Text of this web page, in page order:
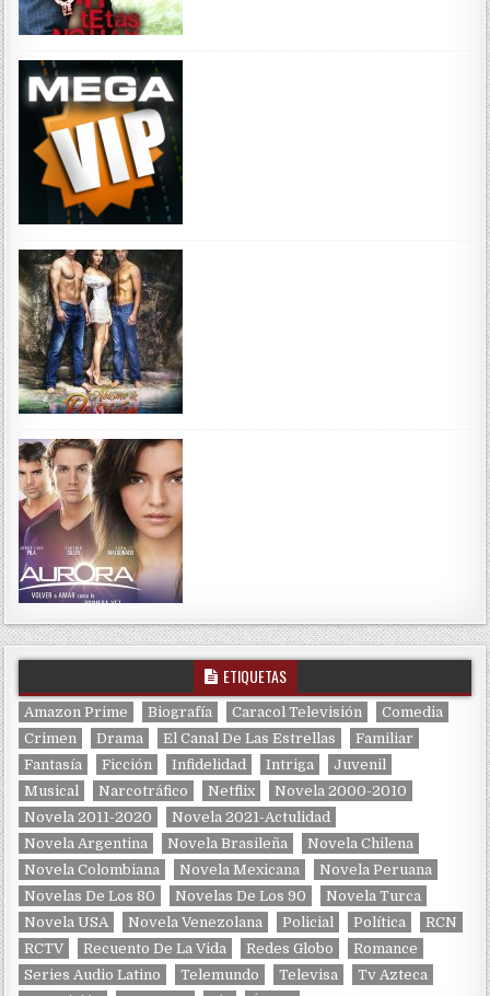
ETIQUETAS
Amazon Prime Biografía Caracol Televisión
Comedia
Crimen
Drama El Canal De Las Estrellas
Familiar
Fantasía
Ficción Infidelidad Intriga
Juvenil
Musical
Narcotráfico Netflix
Novela 2000-2010
Novela 2011-2020
Novela 2021-Actulidad
Novela Argentina
Novela Brasileña
Novela Chilena
Novela Colombiana
Novela Mexicana
Novela Peruana
Novelas De Los 80
Novelas De Los 90
Novela Turca
Novela USA
Novela Venezolana Policial Política
RCN
RCTV
Recuento De La Vida Redes Globo
Romance
Series Audio Latino
Telemundo Televisa
Tv Azteca